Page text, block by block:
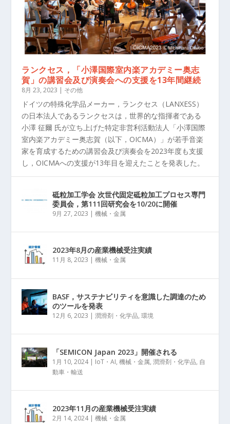
ランクセス，「小澤国際室内楽アカデミー奥志
賀」の講習会及び演奏会への支援を13年間継続
8月 23, 2023 | その他
ドイツの特殊化学品メーカー，ランクセス（LANXESS）
の日本法人であるランクセスは，世界的な指揮者である
小澤 征爾 氏が立ち上げた特定非営利活動法人「小澤国際
室内楽アカデミー奥志賀（以下，OICMA）」が若手音楽
家を育成するための講習会及び演奏会を2023年度も支援
し，OICMAへの支援が13年目を迎えたことを発表した。
砥粒加工学会 次世代固定砥粒加工プロセス専門
委員会，第111回研究会を10/20に開催
9月 27, 2023 |機械・金属
2023年8月の産業機械受注実績
11月 8, 2023 |機械・金属
BASF，サステナビリティを意識した調達のため
のツールを発表
12月 6, 2023 |潤滑剤・化学品,環境
「SEMICON Japan 2023」開催される
1月 10, 2024| IoT・AI,機械・金属,潤滑剤・化学品, 自
動車・輸送
2023年11月の産業機械受注実績
2月 14, 2024|機械・金属